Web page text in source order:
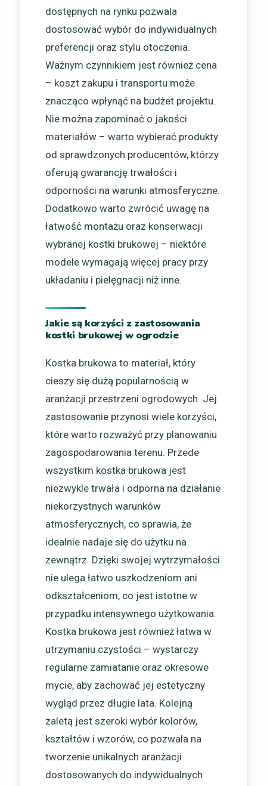
dostępnych na rynku pozwala
dostosować wybór do indywidualnych
preferencji oraz stylu otoczenia.
Ważnym czynnikiem jest również cena
– koszt zakupu i transportu może
znacząco wpłynąć na budżet projektu.
Nie można zapominać o jakości
materiałów – warto wybierać produkty
od sprawdzonych producentów, którzy
oferują gwarancję trwałości i
odporności na warunki atmosferyczne.
Dodatkowo warto zwrócić uwagę na
łatwość montażu oraz konserwacji
wybranej kostki brukowej – niektóre
modele wymagają więcej pracy przy
układaniu i pielęgnacji niż inne.
Jakie są korzyści z zastosowania
kostki brukowej w ogrodzie
Kostka brukowa to materiał, który
cieszy się dużą popularnością w
aranżacji przestrzeni ogrodowych. Jej
zastosowanie przynosi wiele korzyści,
które warto rozważyć przy planowaniu
zagospodarowania terenu. Przede
wszystkim kostka brukowa jest
niezwykle trwała i odporna na działanie
niekorzystnych warunków
atmosferycznych, co sprawia, że
idealnie nadaje się do użytku na
zewnątrz. Dzięki swojej wytrzymałości
nie ulega łatwo uszkodzeniom ani
odkształceniom, co jest istotne w
przypadku intensywnego użytkowania.
Kostka brukowa jest również łatwa w
utrzymaniu czystości – wystarczy
regularne zamiatanie oraz okresowe
mycie, aby zachować jej estetyczny
wygląd przez długie lata. Kolejną
zaletą jest szeroki wybór kolorów,
kształtów i wzorów, co pozwala na
tworzenie unikalnych aranżacji
dostosowanych do indywidualnych